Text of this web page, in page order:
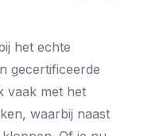
het echte
gecertificeerde
vaak met het
, waarbij naast